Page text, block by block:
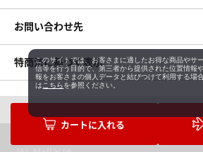
お問い合わせ先
特商法に基づく表示
このサイトでは、お客さまに適したお得な商品やサ
信等を行う目的で、第三者から提供された位置情報
報をお客さまの個人データと結びつけて利用する場
は こちらを参照ください。